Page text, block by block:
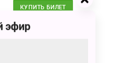
КУПИТЬ БИЛЕТ
25 февраля
эфир